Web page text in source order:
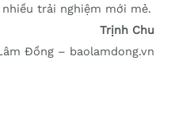
trải nghiệm mới mẻ.
Trịnh Chu
Đồng – baolamdong.vn